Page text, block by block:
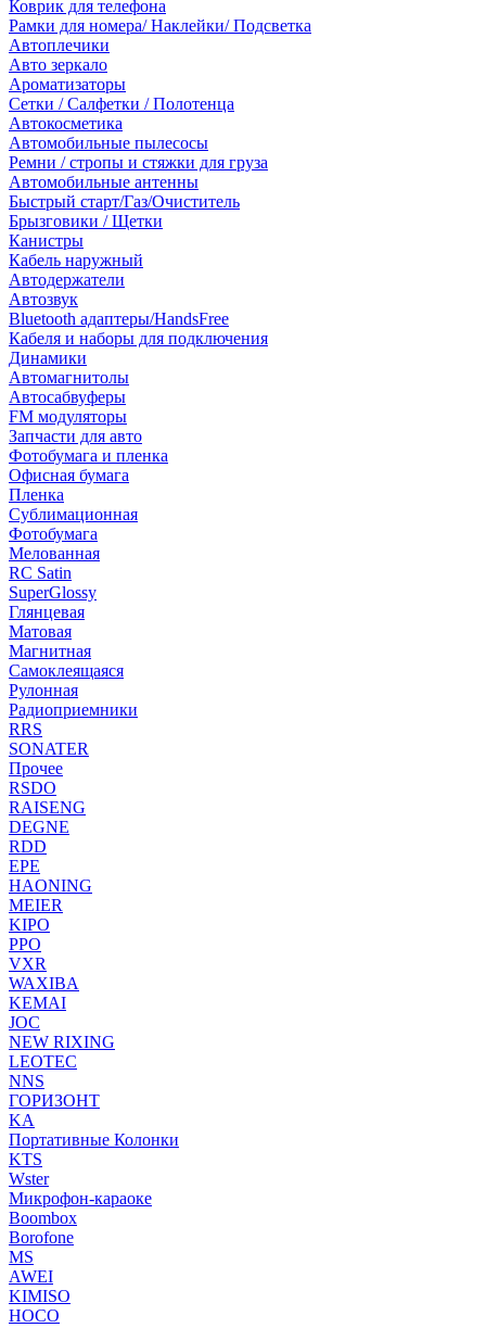
Коврик для телефона
Рамки для номера/ Наклейки/ Подсветка
Автоплечики
Авто зеркало
Ароматизаторы
Сетки / Салфетки / Полотенца
Автокосметика
Автомобильные пылесосы
Ремни / стропы и стяжки для груза
Автомобильные антенны
Быстрый старт/Газ/Очиститель
Брызговики / Щетки
Канистры
Кабель наружный
Автодержатели
Автозвук
Bluetooth адаптеры/HandsFree
Кабеля и наборы для подключения
Динамики
Автомагнитолы
Автосабвуферы
FM модуляторы
Запчасти для авто
Фотобумага и пленка
Офисная бумага
Пленка
Сублимационная
Фотобумага
Мелованная
RC Satin
SuperGlossy
Глянцевая
Матовая
Магнитная
Самоклеящаяся
Рулонная
Радиоприемники
RRS
SONATER
Прочее
RSDO
RAISENG
DEGNE
RDD
EPE
HAONING
MEIER
KIPO
PPO
VXR
WAXIBA
KEMAI
JOC
NEW RIXING
LEOTEC
NNS
ГОРИЗОНТ
KA
Портативные Колонки
KTS
Wster
Микрофон-караоке
Boombox
Borofone
MS
AWEI
KIMISO
HOCO